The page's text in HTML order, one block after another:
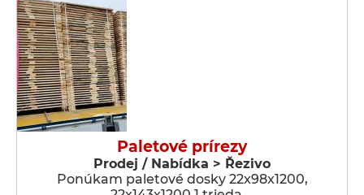
Paletové prírezy
Prodej / Nabídka > Řezivo
Ponúkam paletové dosky 22x98x1200,